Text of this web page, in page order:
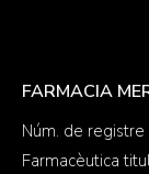
FARMACIA
Núm. de
Farmacèutica